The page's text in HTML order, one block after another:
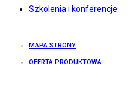
Szkolenia i konferencje
MAPA STRONY
OFERTA PRODUKTOWA